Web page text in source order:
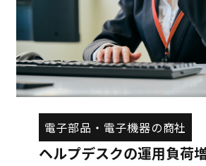
電子部品・電子機器の商社
ヘルプデスクの運用負荷